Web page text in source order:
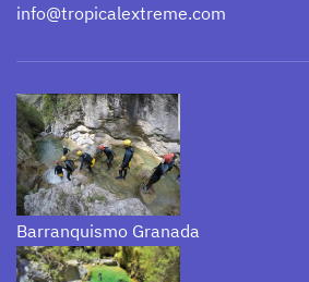
info@tropicalextreme.com
Barranquismo Granada